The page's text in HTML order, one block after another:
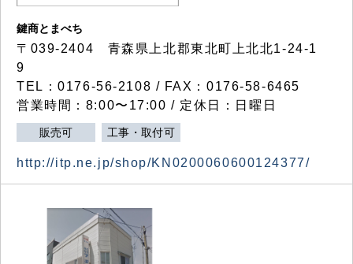
鍵商とまべち
〒039-2404 青森県上北郡東北町上北北1-24-1
9
TEL：0176-56-2108 / FAX：0176-58-6465
営業時間：8:00〜17:00 / 定休日：日曜日
販売可 工事・取付可
http://itp.ne.jp/shop/KN0200060600124377/